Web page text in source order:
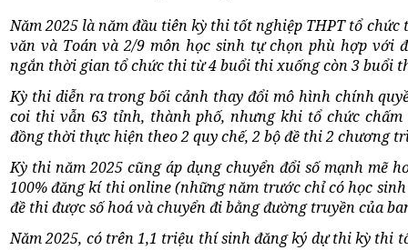
Năm 2025 là năm đầu tiên kỳ thi tốt nghiệp THPT tổ
văn và Toán và 2/9 môn học sinh tự chọn phù hợp với
ngắn thời gian tổ chức thi từ 4 buổi thi xuống còn 3 buổi
Kỳ thi diễn ra trong bối cảnh thay đổi mô hình chính
coi thi vẫn 63 tỉnh, thành phố, nhưng khi tổ chức
đồng thời thực hiện theo 2 quy chế, 2 bộ đề thi 2 chương
Kỳ thi năm 2025 cũng áp dụng chuyển đổi số mạnh mẽ
100% đăng kí thi online (những năm trước chỉ có học
đề thi được số hoá và chuyển đi bằng đường truyền của
Năm 2025, có trên 1,1 triệu thí sinh đăng ký dự thi kỳ thi